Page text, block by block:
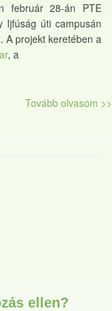
február 28-án PTE
Ijfúság úti campusán
A projekt keretében a
, a
Tovább olvasom >>
ellen?